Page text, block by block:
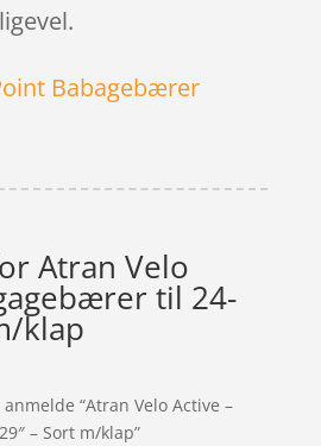
Babagebærer
Atran Velo
til 24-
klap
“Atran Velo Active –
– Sort m/klap”